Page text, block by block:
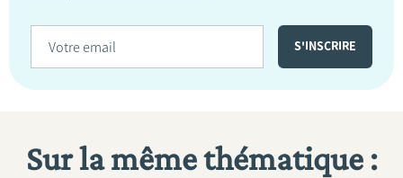
Sur la même thématique :